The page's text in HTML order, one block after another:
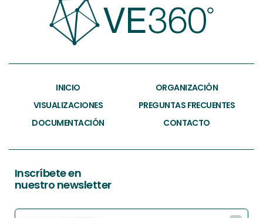
INICIO
ORGANIZACIÓN
VISUALIZACIONES
PREGUNTAS FRECUENTES
DOCUMENTACIÓN
CONTACTO
Inscríbete en
nuestro newsletter